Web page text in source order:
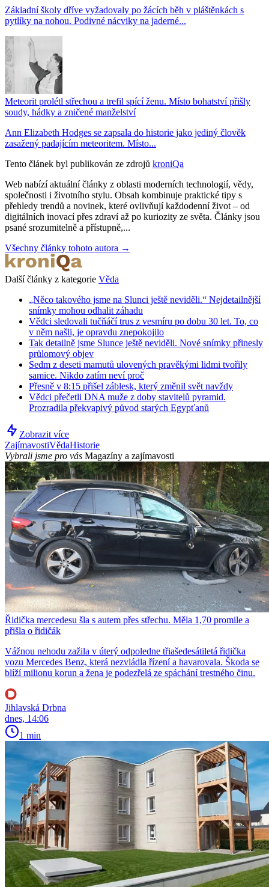
Základní školy dříve vyžadovaly po žácích běh v pláštěnkách s
pytlíky na nohou. Podivné nácviky na jaderné...
Meteorit prolétl střechou a trefil spící ženu. Místo bohatství přišly
soudy, hádky a zničené manželství
Ann Elizabeth Hodges se zapsala do historie jako jediný člověk
zasažený padajícím meteoritem. Místo...
Tento článek byl publikován ze zdrojů kroniQa
Web nabízí aktuální články z oblasti moderních technologií, vědy,
společnosti i životního stylu. Obsah kombinuje praktické tipy s
přehledy trendů a novinek, které ovlivňují každodenní život – od
digitálních inovací přes zdraví až po kuriozity ze světa. Články jsou
psané srozumitelně a přístupně,...
Všechny články tohoto autora →
Další články z kategorie Věda
„Něco takového jsme na Slunci ještě neviděli.“ Nejdetailnější
snímky mohou odhalit záhadu
Vědci sledovali tučňáčí trus z vesmíru po dobu 30 let. To, co
v něm našli, je opravdu znepokojilo
Tak detailně jsme Slunce ještě neviděli. Nové snímky přinesly
průlomový objev
Sedm z deseti mamutů ulovených pravěkými lidmi tvořily
samice. Nikdo zatím neví proč
Přesně v 8:15 přišel záblesk, který změnil svět navždy
Vědci přečetli DNA muže z doby stavitelů pyramid.
Prozradila překvapivý původ starých Egypťanů
Zobrazit více
ZajímavostiVědaHistorie
Vybrali jsme pro vás Magazíny a zajímavosti
Řidička mercedesu šla s autem přes střechu. Měla 1,70 promile a
přišla o řidičák
Vážnou nehodu zažila v úterý odpoledne třiašedesátiletá řidička
vozu Mercedes Benz, která nezvládla řízení a havarovala. Škoda se
blíží milionu korun a žena je podezřelá ze spáchání trestného činu.
Jihlavská Drbna
dnes, 14:06
1 min